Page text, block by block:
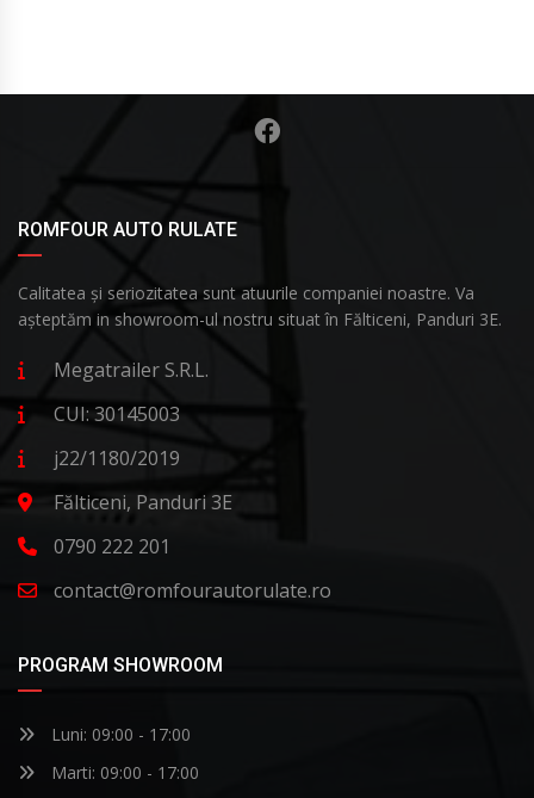
ROMFOUR AUTO RULATE
Calitatea și seriozitatea sunt atuurile companiei noastre. Va
așteptăm in showroom-ul nostru situat în Fălticeni, Panduri 3E.
Megatrailer S.R.L.
CUI: 30145003
j22/1180/2019
Fălticeni, Panduri 3E
0790 222 201
contact@romfourautorulate.ro
PROGRAM SHOWROOM
Luni: 09:00 - 17:00
Marti: 09:00 - 17:00